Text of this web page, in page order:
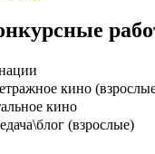
кино
кино
(взрослые)